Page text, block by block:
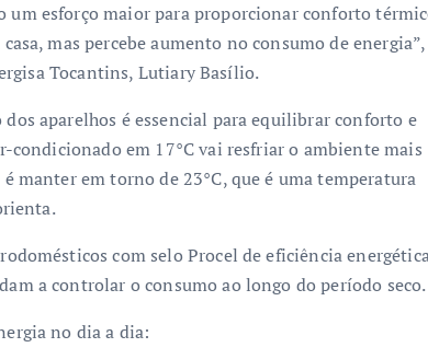
um esforço maior para proporcionar conforto
mas percebe aumento no consumo de energia”,
Tocantins, Lutiary Basílio.
aparelhos é essencial para equilibrar conforto e
condicionado em 17°C vai resfriar o ambiente mais
manter em torno de 23°C, que é uma temperatura
com selo Procel de eficiência
a controlar o consumo ao longo do período seco.
no dia a dia: